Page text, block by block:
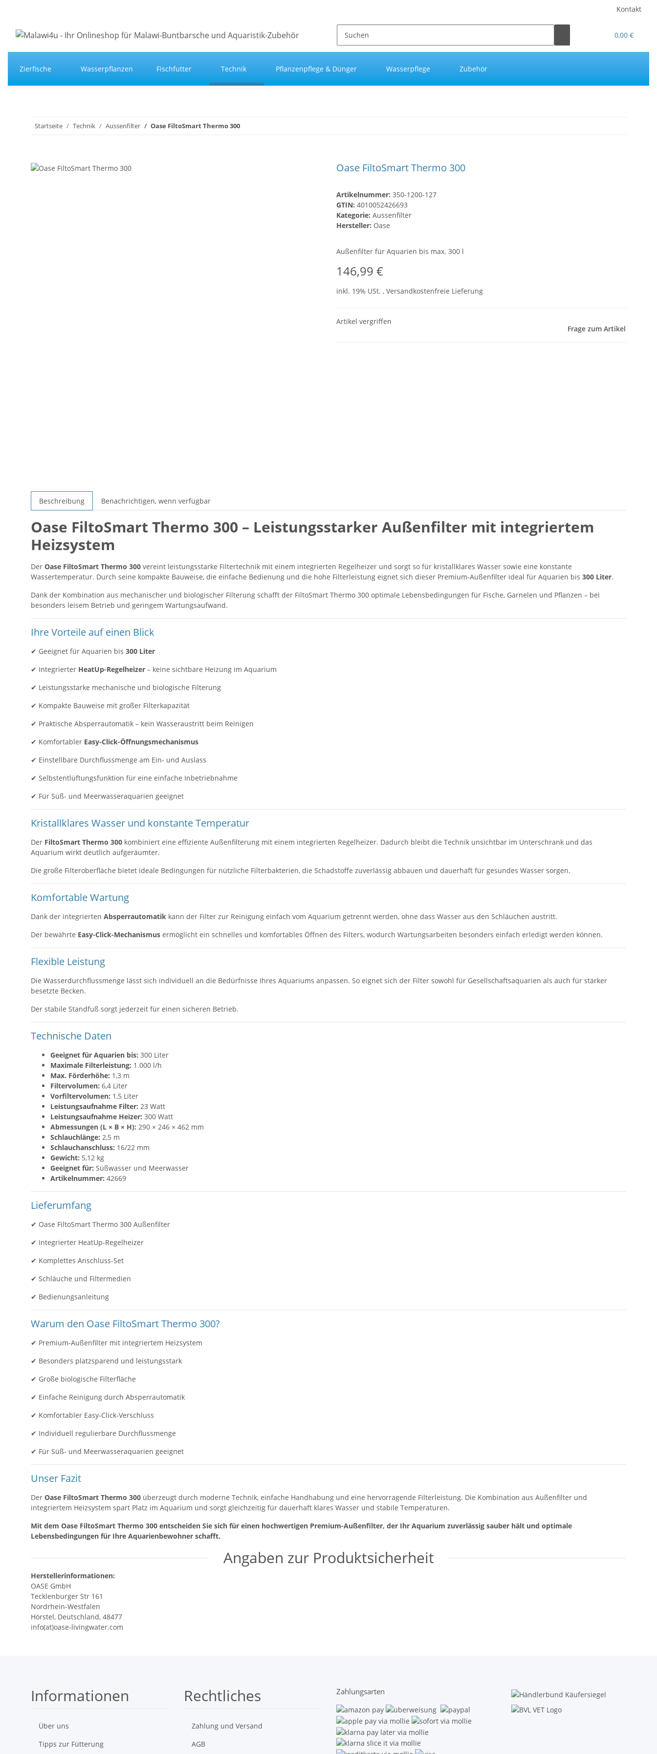
Kontakt
0,00 €
Zierfische Wasserpflanzen Fischfutter Technik Pflanzenpflege & Dünger Wasserpflege Zubehör
Startseite Technik Aussenfilter Oase FiltoSmart Thermo 300
Oase FiltoSmart Thermo 300
Artikelnummer: 350-1200-127
GTIN: 4010052426693
Kategorie: Aussenfilter
Hersteller: Oase
Außenfilter für Aquarien bis max. 300 l
146,99 €
inkl. 19% USt. , Versandkostenfreie Lieferung
Artikel vergriffen
Frage zum Artikel
Beschreibung Benachrichtigen, wenn verfügbar
Oase FiltoSmart Thermo 300 – Leistungsstarker Außenfilter mit integriertem
Heizsystem
Der Oase FiltoSmart Thermo 300 vereint leistungsstarke Filtertechnik mit einem integrierten Regelheizer und sorgt so für kristallklares Wasser sowie eine konstante
Wassertemperatur. Durch seine kompakte Bauweise, die einfache Bedienung und die hohe Filterleistung eignet sich dieser Premium-Außenfilter ideal für Aquarien bis 300 Liter.
Dank der Kombination aus mechanischer und biologischer Filterung schafft der FiltoSmart Thermo 300 optimale Lebensbedingungen für Fische, Garnelen und Pflanzen – bei
besonders leisem Betrieb und geringem Wartungsaufwand.
Ihre Vorteile auf einen Blick
✔ Geeignet für Aquarien bis 300 Liter
✔ Integrierter HeatUp-Regelheizer – keine sichtbare Heizung im Aquarium
✔ Leistungsstarke mechanische und biologische Filterung
✔ Kompakte Bauweise mit großer Filterkapazität
✔ Praktische Absperrautomatik – kein Wasseraustritt beim Reinigen
✔ Komfortabler Easy-Click-Öffnungsmechanismus
✔ Einstellbare Durchflussmenge am Ein- und Auslass
✔ Selbstentlüftungsfunktion für eine einfache Inbetriebnahme
✔ Für Süß- und Meerwasseraquarien geeignet
Kristallklares Wasser und konstante Temperatur
Der FiltoSmart Thermo 300 kombiniert eine effiziente Außenfilterung mit einem integrierten Regelheizer. Dadurch bleibt die Technik unsichtbar im Unterschrank und das
Aquarium wirkt deutlich aufgeräumter.
Die große Filteroberfläche bietet ideale Bedingungen für nützliche Filterbakterien, die Schadstoffe zuverlässig abbauen und dauerhaft für gesundes Wasser sorgen.
Komfortable Wartung
Dank der integrierten Absperrautomatik kann der Filter zur Reinigung einfach vom Aquarium getrennt werden, ohne dass Wasser aus den Schläuchen austritt.
Der bewährte Easy-Click-Mechanismus ermöglicht ein schnelles und komfortables Öffnen des Filters, wodurch Wartungsarbeiten besonders einfach erledigt werden können.
Flexible Leistung
Die Wasserdurchflussmenge lässt sich individuell an die Bedürfnisse Ihres Aquariums anpassen. So eignet sich der Filter sowohl für Gesellschaftsaquarien als auch für stärker
besetzte Becken.
Der stabile Standfuß sorgt jederzeit für einen sicheren Betrieb.
Technische Daten
Geeignet für Aquarien bis: 300 Liter
Maximale Filterleistung: 1.000 l/h
Max. Förderhöhe: 1,3 m
Filtervolumen: 6,4 Liter
Vorfiltervolumen: 1,5 Liter
Leistungsaufnahme Filter: 23 Watt
Leistungsaufnahme Heizer: 300 Watt
Abmessungen (L × B × H): 290 × 246 × 462 mm
Schlauchlänge: 2,5 m
Schlauchanschluss: 16/22 mm
Gewicht: 5,12 kg
Geeignet für: Süßwasser und Meerwasser
Artikelnummer: 42669
Lieferumfang
✔ Oase FiltoSmart Thermo 300 Außenfilter
✔ Integrierter HeatUp-Regelheizer
✔ Komplettes Anschluss-Set
✔ Schläuche und Filtermedien
✔ Bedienungsanleitung
Warum den Oase FiltoSmart Thermo 300?
✔ Premium-Außenfilter mit integriertem Heizsystem
✔ Besonders platzsparend und leistungsstark
✔ Große biologische Filterfläche
✔ Einfache Reinigung durch Absperrautomatik
✔ Komfortabler Easy-Click-Verschluss
✔ Individuell regulierbare Durchflussmenge
✔ Für Süß- und Meerwasseraquarien geeignet
Unser Fazit
Der Oase FiltoSmart Thermo 300 überzeugt durch moderne Technik, einfache Handhabung und eine hervorragende Filterleistung. Die Kombination aus Außenfilter und
integriertem Heizsystem spart Platz im Aquarium und sorgt gleichzeitig für dauerhaft klares Wasser und stabile Temperaturen.
Mit dem Oase FiltoSmart Thermo 300 entscheiden Sie sich für einen hochwertigen Premium-Außenfilter, der Ihr Aquarium zuverlässig sauber hält und optimale
Lebensbedingungen für Ihre Aquarienbewohner schafft.
Angaben zur Produktsicherheit
Herstellerinformationen:
OASE GmbH
Tecklenburger Str 161
Nordrhein-Westfalen
Hörstel, Deutschland, 48477
info(at)oase-livingwater.com
Informationen
Über uns
Tipps zur Fütterung
Rechtliches
Zahlung und Versand
AGB
Zahlungsarten